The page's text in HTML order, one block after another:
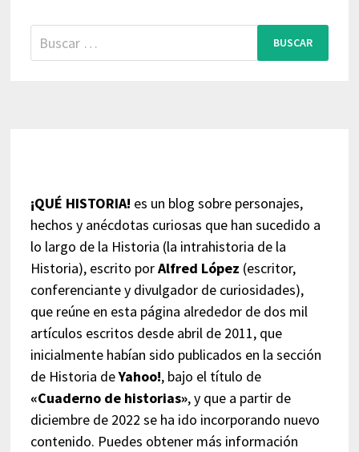
Buscar:
¡QUÉ HISTORIA! es un blog sobre personajes,
hechos y anécdotas curiosas que han sucedido a
lo largo de la Historia (la intrahistoria de la
Historia), escrito porAlfred López (escritor,
conferenciante y divulgador de curiosidades),
que reúne en esta página alrededor de dos mil
artículos escritos desde abril de 2011, que
inicialmente habían sido publicados en la sección
de Historia deYahoo!, bajo el título de
«Cuaderno de historias», y que a partir de
diciembre de 2022 se ha ido incorporando nuevo
contenido. Puedes obtener más información